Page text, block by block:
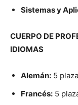
Sistemas y
CUERPO DE
IDIOMAS
Alemán: 5
Francés: 5